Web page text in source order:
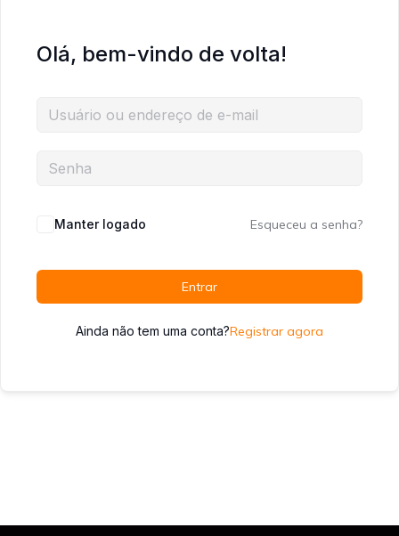
Olá, bem-vindo de volta!
Manter logado Esqueceu a senha?
Entrar
Ainda não tem uma conta?Registrar agora